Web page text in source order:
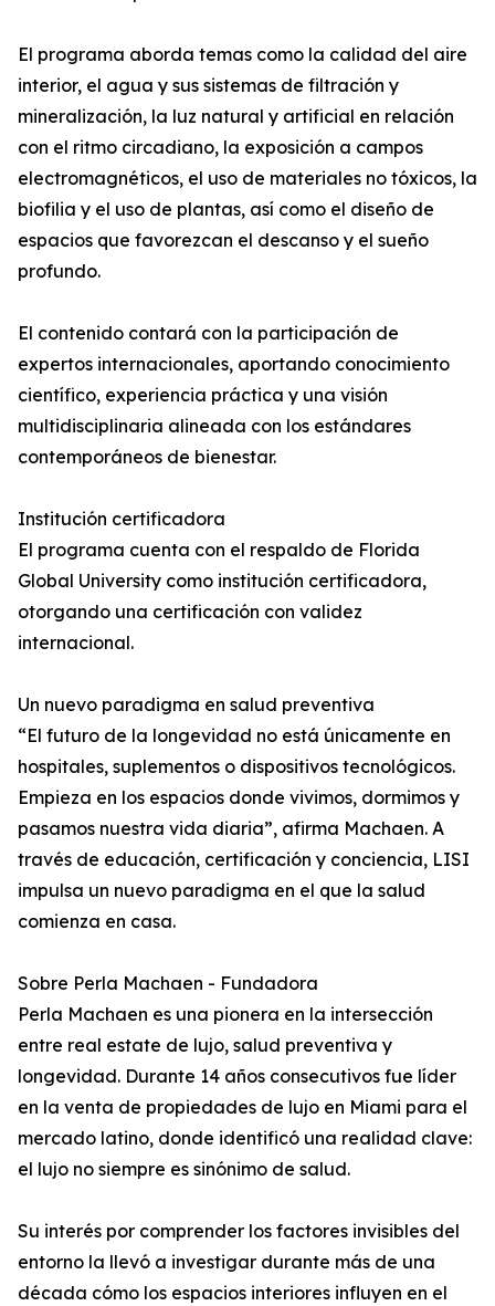
El programa aborda temas como la calidad del aire
interior, el agua y sus sistemas de filtración y
mineralización, la luz natural y artificial en relación
con el ritmo circadiano, la exposición a campos
electromagnéticos, el uso de materiales no tóxicos, la
biofilia y el uso de plantas, así como el diseño de
espacios que favorezcan el descanso y el sueño
profundo.
El contenido contará con la participación de
expertos internacionales, aportando conocimiento
científico, experiencia práctica y una visión
multidisciplinaria alineada con los estándares
contemporáneos de bienestar.
Institución certificadora
El programa cuenta con el respaldo de Florida
Global University como institución certificadora,
otorgando una certificación con validez
internacional.
Un nuevo paradigma en salud preventiva
“El futuro de la longevidad no está únicamente en
hospitales, suplementos o dispositivos tecnológicos.
Empieza en los espacios donde vivimos, dormimos y
pasamos nuestra vida diaria”, afirma Machaen. A
través de educación, certificación y conciencia, LISI
impulsa un nuevo paradigma en el que la salud
comienza en casa.
Sobre Perla Machaen - Fundadora
Perla Machaen es una pionera en la intersección
entre real estate de lujo, salud preventiva y
longevidad. Durante 14 años consecutivos fue líder
en la venta de propiedades de lujo en Miami para el
mercado latino, donde identificó una realidad clave:
el lujo no siempre es sinónimo de salud.
Su interés por comprender los factores invisibles del
entorno la llevó a investigar durante más de una
década cómo los espacios interiores influyen en el